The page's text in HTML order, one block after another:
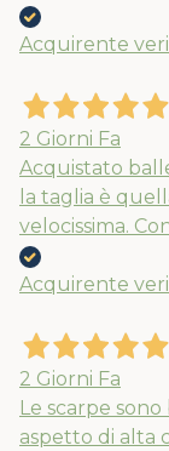
Acquirente
2 Giorni Fa
Acquistato
la taglia è
velocissima.
Acquirente
2 Giorni Fa
Le scarpe
aspetto di alta